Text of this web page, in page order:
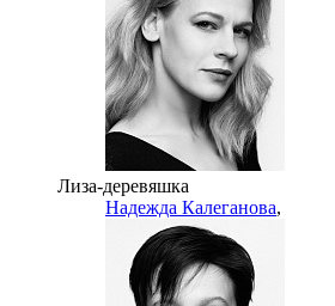
Лиза-деревяшка
Надежда Калеганова,